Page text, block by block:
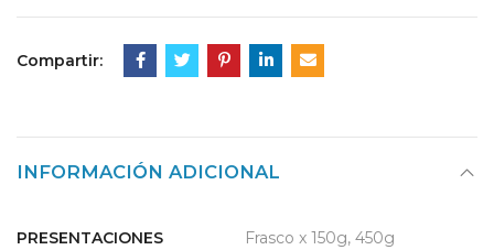
Compartir:
INFORMACIÓN ADICIONAL
PRESENTACIONES Frasco x 150g, 450g